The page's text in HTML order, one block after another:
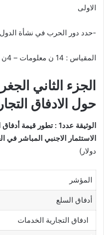
الاولى
-حدد دور الحرب في نشأة الدول
المقياس : 14 ن معلومات – 4ن منهج – 2ن لغة
الجزء الثاني
حول الادفاق
الوثيقة عدد1 : تطور
الاستثمار الاجنبي المباشر في العالم
دولار)
المؤشر
أدفاق السلع
ادفاق التجارية الخدمات